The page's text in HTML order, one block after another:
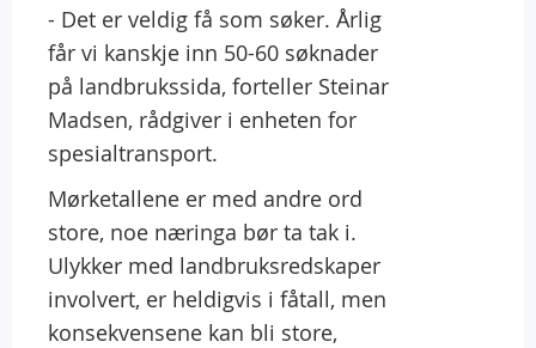
- Det er veldig få som søker. Årlig
får vi kanskje inn 50-60 søknader
på landbrukssida, forteller Steinar
Madsen, rådgiver i enheten for
spesialtransport.
Mørketallene er med andre ord
store, noe næringa bør ta tak i.
Ulykker med landbruksredskaper
involvert, er heldigvis i fåtall, men
konsekvensene kan bli store,